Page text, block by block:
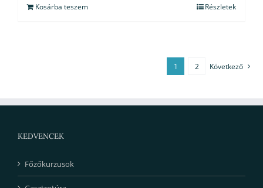
Kosárba teszem Részletek
1 2 Következő
KEDVENCEK
Főzőkurzusok